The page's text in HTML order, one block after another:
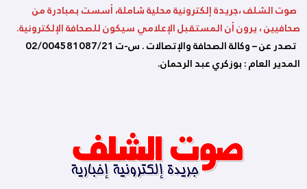
صوت الشلف ،جريدة إلكترونية محلية شاملة، أسست بمبادرة من
صحافيين ، يرون أن المستقبل الإعلامي سيكون للصحافة الإلكترونية.
تصدر عن – وكالة الصحافة والإتصالات . س-ت 02/004581087/21
المدير العام : بوزكري عبد الرحمان.